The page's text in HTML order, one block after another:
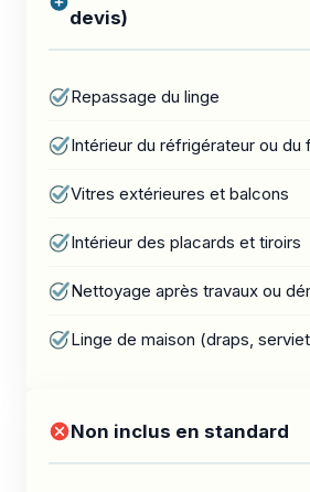
devis)
Repassage du linge
Intérieur du réfrigérateur ou du
Vitres extérieures et balcons
Intérieur des placards et tiroirs
Nettoyage après travaux ou
Linge de maison (draps,
Non inclus en standard